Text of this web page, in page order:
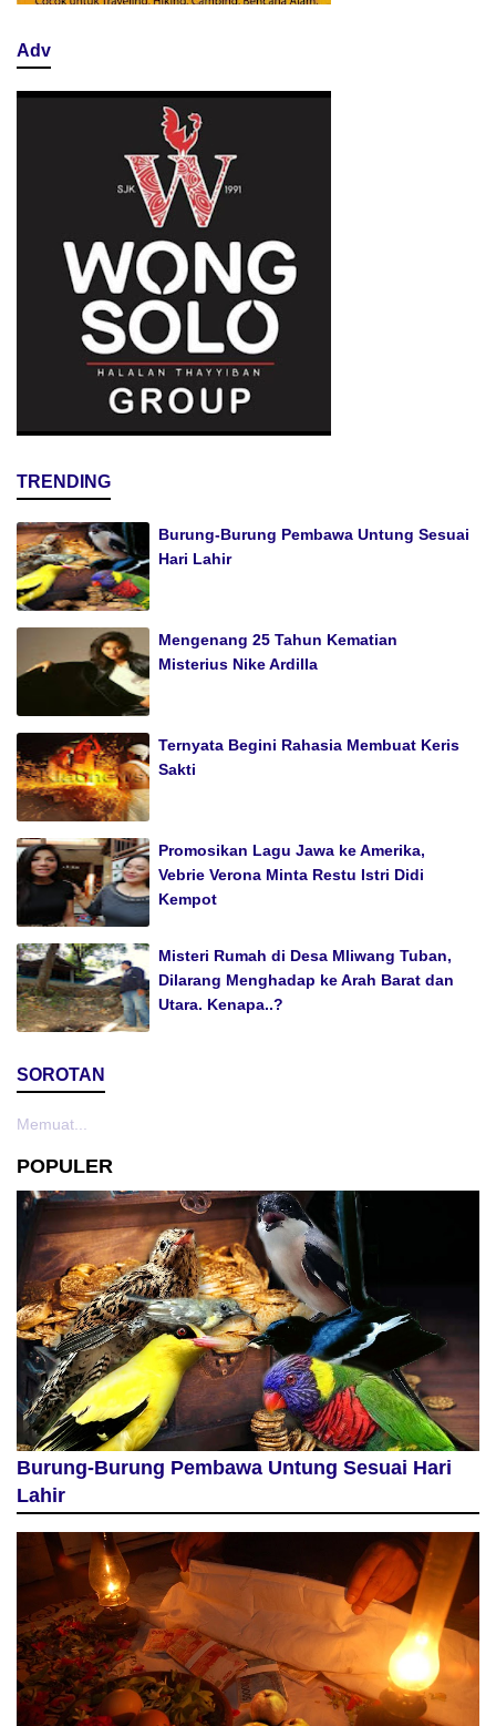
Adv
TRENDING
Burung-Burung Pembawa Untung Sesuai
Hari Lahir
Mengenang 25 Tahun Kematian
Misterius Nike Ardilla
Ternyata Begini Rahasia Membuat Keris
Sakti
Promosikan Lagu Jawa ke Amerika,
Vebrie Verona Minta Restu Istri Didi
Kempot
Misteri Rumah di Desa Mliwang Tuban,
Dilarang Menghadap ke Arah Barat dan
Utara. Kenapa..?
SOROTAN
Memuat...
POPULER
Burung-Burung Pembawa Untung Sesuai Hari
Lahir